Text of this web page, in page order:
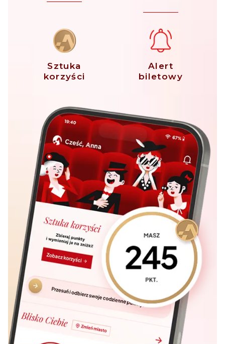
Sztuka
korzyści
Alert
biletowy